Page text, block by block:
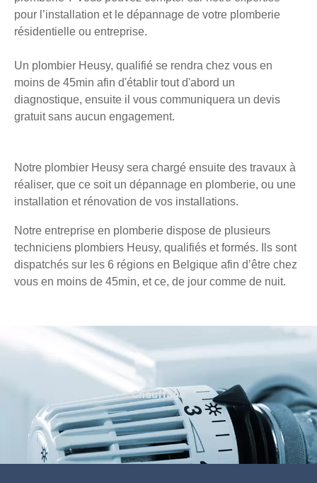
pour l’installation et le dépannage de votre plomberie
résidentielle ou entreprise.
Un plombier Heusy, qualifié se rendra chez vous en
moins de 45min afin d'établir tout d'abord un
diagnostique, ensuite il vous communiquera un devis
gratuit sans aucun engagement.
Notre plombier Heusy sera chargé ensuite des travaux à
réaliser, que ce soit un dépannage en plomberie, ou une
installation et rénovation de vos installations.
Notre entreprise en plomberie dispose de plusieurs
techniciens plombiers Heusy, qualifiés et formés. Ils sont
dispatchés sur les 6 régions en Belgique afin d’être chez
vous en moins de 45min, et ce, de jour comme de nuit.
Chauffage